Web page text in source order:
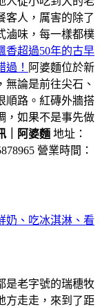
客人，厲害的除了
滷味，每一樣都樸
香超過50年的古早
！ 阿婆麵位於新
論是前往尖石、
順路。紅磚外牆搭
，如果不是事先做
｜阿婆麵 地址：
營業時間：
奶、吃冰淇淋、看
是老字號的瑞穗牧
方走走，來到了距